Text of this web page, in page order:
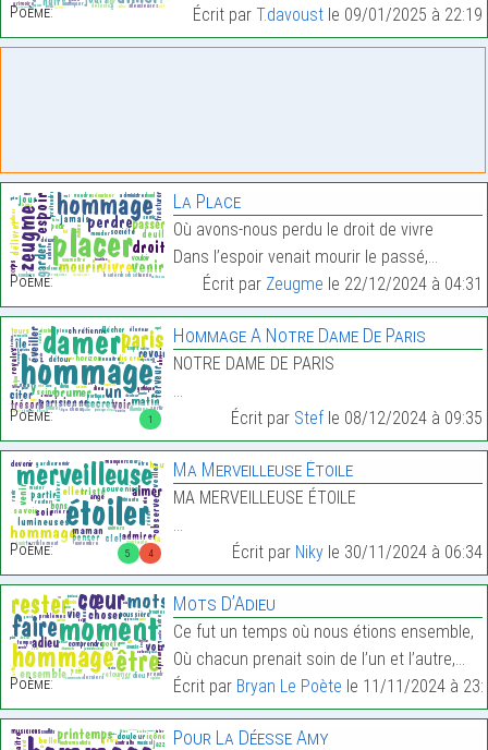
Poème: Écrit par T.davoustle 09/01/2025 à 22:19
Poème:
La Place
Où avons-nous perdu le droit de vivre
Dans l’espoir venait mourir le passé,…
Écrit par Zeugme le 22/12/2024 à 04:31
1
Poème:
Hommage A Notre Dame De Paris
NOTRE DAME DE PARIS
…
Écrit par Stefle 08/12/2024 à 09:35
5 4
Poème:
Ma Merveilleuse Étoile
MA MERVEILLEUSE ÉTOILE
…
Écrit par Nikyle 30/11/2024 à 06:34
Poème:
Mots D’Adieu
Ce fut un temps où nous étions ensemble,
Où chacun prenait soin de l’un et l’autre,…
Écrit par Bryan Le Poète le 11/11/2024 à
Pour La Déesse Amy